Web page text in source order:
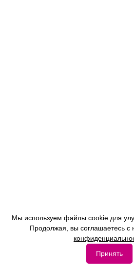
Мы используем файлы cookie для
Продолжая, вы соглашаетесь с
Принять